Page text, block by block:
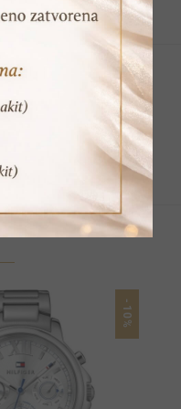
-10%